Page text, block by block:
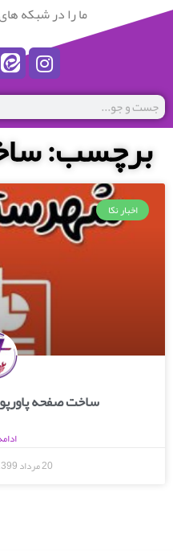
ما را در شبکه
برچسب:
اخبار نکا
ساخت صفحه
20 مرداد 1399